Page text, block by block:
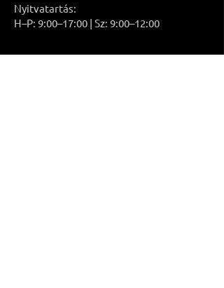
Nyitvatartás:
H–P: 9:00–17:00 | Sz: 9:00–12:00